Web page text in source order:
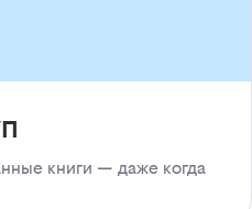
книги — даже когда